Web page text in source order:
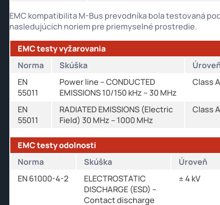
EMC kompatibilita M-Bus prevodníka bola testovaná
nasledujúcich noriem pre priemyselné prostredie.
EMC testy vyžarovania
Norma
Skúška
EN
55011
Power line – CONDUCTED
EMISSIONS 10/150 kHz – 30 MHz
Class A
EN
55011
RADIATED EMISSIONS (Electric
Field) 30 MHz – 1000 MHz
Class A
EMC testy odolnosti
Norma
Skúška
Úroveň
EN 61000-4-2
ELECTROSTATIC
DISCHARGE (ESD) –
Contact discharge
± 4 kV